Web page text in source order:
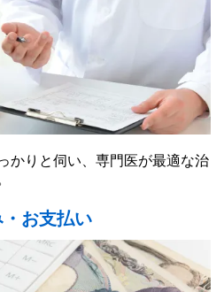
かりと伺い、専門医が最適な治
お支払い